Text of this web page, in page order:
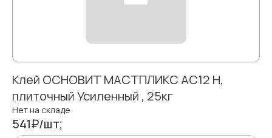
Клей ОСНОВИТ МАСТПЛИКС АС12 Н,
плиточный Усиленный , 25кг
Нет на складе
541₽/шт;